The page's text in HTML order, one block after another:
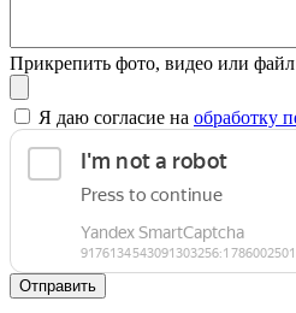
Прикрепить фото, видео или файл
Я даю согласие на обработку
Отправить